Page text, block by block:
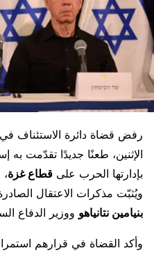
رفض قضاة دائرة الاستئناف في
الإثنين، طعنًا جديدًا تقدّمت به
بإدارتها الحرب على قطاع غزة
ويُثبّت مذكرات الاعتقال
بنيامين نتانياهو ووزير الدفاع
وأكد القضاة في قرارهم